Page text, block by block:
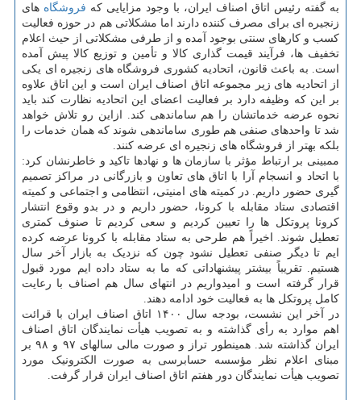
به گفته رئیس اتاق اصناف ایران، با وجود مزایایی که فروشگاه های
زنجیره ای برای مصرف کننده دارند اما مشکلاتی هم در حوزه فعالیت
کسب و کارهای سنتی بوجود آمده و از طرفی مشکلاتی از حیث اعلام
تخفیف ها، فرآیند قیمت گذاری کالا و تأمین و توزیع کالا پیش آمده
است. به باعث قانون، اتحادیه کشوری فروشگاه های زنجیره ای یکی
از اتحادیه های زیر مجموعه اتاق اصناف ایران است و این اتاق علاوه
بر این که وظیفه دارد بر فعالیت اعضای این اتحادیه نظارت کند باید
نحوه عرضه خدماتشان را هم ساماندهی کند. ازاین رو تلاش خواهد
شد تا واحدهای صنفی هم طوری ساماندهی شوند که همان خدمات را
بلکه بهتر از فروشگاه های زنجیره ای عرضه کنند.
ممبینی بر ارتباط مؤثر با سازمان ها و نهادها تاکید و خاطرنشان کرد:
با اتحاد و انسجام آرا با اتاق های تعاون و بازرگانی در مراکز تصمیم
گیری حضور داریم. در کمیته های امنیتی، انتظامی و اجتماعی و کمیته
اقتصادی ستاد مقابله با کرونا، حضور داریم و در بدو وقوع انتشار
کرونا پروتکل ها را تعیین کردیم و سعی کردیم تا صنوف کمتری
تعطیل شوند. اخیراً هم طرحی به ستاد مقابله با کرونا عرضه کرده
ایم تا دیگر صنفی تعطیل نشود چون که نزدیک به بازار آخر سال
هستیم. تقریباً بیشتر پیشنهاداتی که ما به ستاد داده ایم مورد قبول
قرار گرفته است و امیدواریم در انتهای سال هم اصناف با رعایت
کامل پروتکل ها به فعالیت خود ادامه دهند.
در آخر این نشست، بودجه سال ۱۴۰۰ اتاق اصناف ایران با قرائت
اهم موارد به رأی گذاشته و به تصویب هیأت نمایندگان اتاق اصناف
ایران گذاشته شد. همینطور تراز و صورت مالی سالهای ۹۷ و ۹۸ بر
مبنای اعلام نظر مؤسسه حسابرسی به صورت الکترونیک مورد
تصویب هیأت نمایندگان دور هفتم اتاق اصناف ایران قرار گرفت.